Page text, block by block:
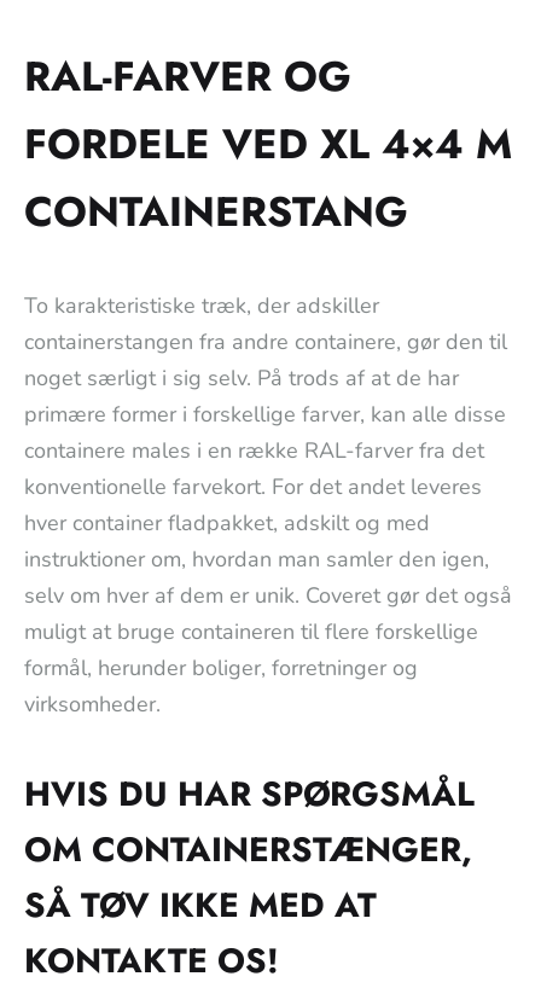
RAL-FARVER OG
FORDELE VED XL 4×4 M
CONTAINERSTANG
To karakteristiske træk, der adskiller
containerstangen fra andre containere, gør den til
noget særligt i sig selv. På trods af at de har
primære former i forskellige farver, kan alle disse
containere males i en række RAL-farver fra det
konventionelle farvekort. For det andet leveres
hver container fladpakket, adskilt og med
instruktioner om, hvordan man samler den igen,
selv om hver af dem er unik. Coveret gør det også
muligt at bruge containeren til flere forskellige
formål, herunder boliger, forretninger og
virksomheder.
HVIS DU HAR SPØRGSMÅL
OM CONTAINERSTÆNGER,
SÅ TØV IKKE MED AT
KONTAKTE OS!